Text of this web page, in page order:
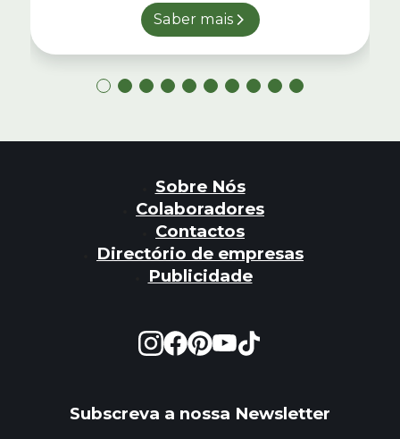
Saber mais
Sobre Nós
Colaboradores
Contactos
Directório de empresas
Publicidade
Subscreva a nossa Newsletter